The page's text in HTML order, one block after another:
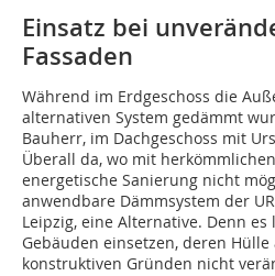
Einsatz bei
Fassaden
Während im Erdgeschoss die
alternativen System gedämmt
Bauherr, im Dachgeschoss mit
Überall da, wo mit
energetische Sanierung nicht
anwendbare Dämmsystem der
Leipzig, eine Alternative. Denn
Gebäuden einsetzen, deren
konstruktiven Gründen nicht